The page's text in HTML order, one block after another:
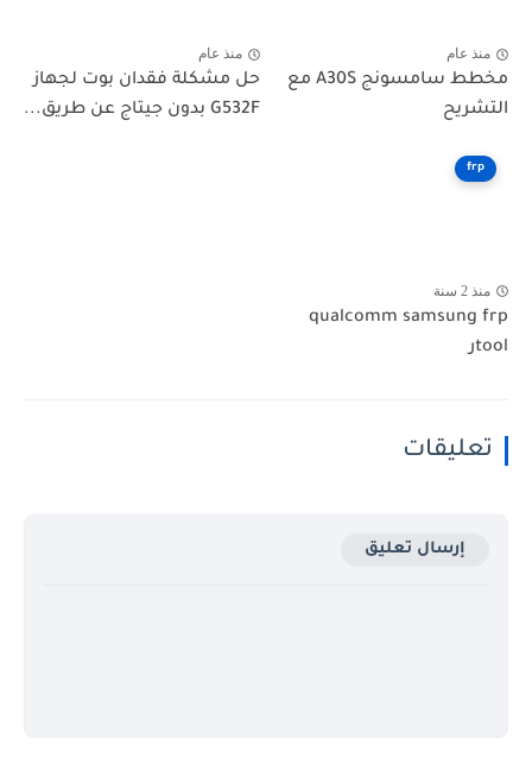
منذ عام
مخطط سامسونج A30S مع
التشريح
منذ عام
حل مشكلة فقدان بوت لجهاز
G532F بدون جيتاج عن طريق...
frp
منذ 2 سنة
qualcomm samsung frp
toolر
تعليقات
إرسال تعليق